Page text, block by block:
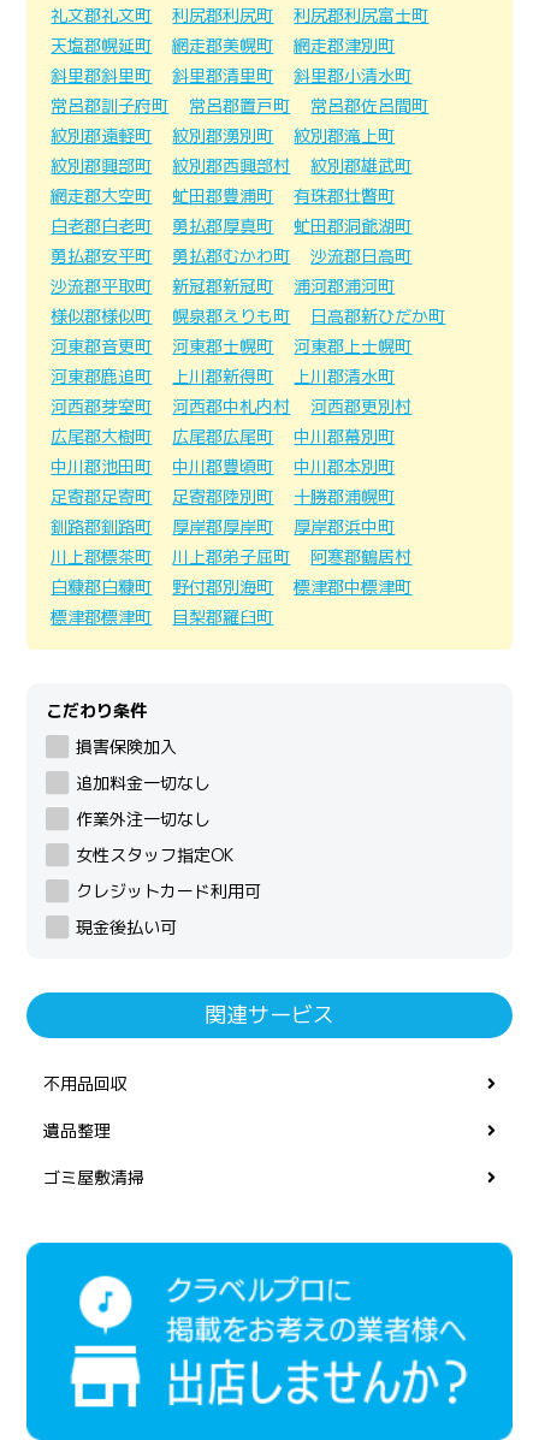
礼文郡礼文町
利尻郡利尻町
利尻郡利尻富士町
天塩郡幌延町
網走郡美幌町
網走郡津別町
斜里郡斜里町
斜里郡清里町
斜里郡小清水町
常呂郡訓子府町
常呂郡置戸町
常呂郡佐呂間町
紋別郡遠軽町
紋別郡湧別町
紋別郡滝上町
紋別郡興部町
紋別郡西興部村
紋別郡雄武町
網走郡大空町
虻田郡豊浦町
有珠郡壮瞥町
白老郡白老町
勇払郡厚真町
虻田郡洞爺湖町
勇払郡安平町
勇払郡むかわ町
沙流郡日高町
沙流郡平取町
新冠郡新冠町
浦河郡浦河町
様似郡様似町
幌泉郡えりも町
日高郡新ひだか町
河東郡音更町
河東郡士幌町
河東郡上士幌町
河東郡鹿追町
上川郡新得町
上川郡清水町
河西郡芽室町
河西郡中札内村
河西郡更別村
広尾郡大樹町
広尾郡広尾町
中川郡幕別町
中川郡池田町
中川郡豊頃町
中川郡本別町
足寄郡足寄町
足寄郡陸別町
十勝郡浦幌町
釧路郡釧路町
厚岸郡厚岸町
厚岸郡浜中町
川上郡標茶町
川上郡弟子屈町
阿寒郡鶴居村
白糠郡白糠町
野付郡別海町
標津郡中標津町
標津郡標津町
目梨郡羅臼町
こだわり条件
損害保険加入
追加料金一切なし
作業外注一切なし
女性スタッフ指定OK
クレジットカード利用可
現金後払い可
関連サービス
不用品回収
遺品整理
ゴミ屋敷清掃